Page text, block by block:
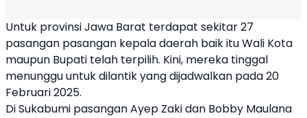
Untuk provinsi Jawa Barat terdapat sekitar 27
pasangan pasangan kepala daerah baik itu Wali Kota
maupun Bupati telah terpilih. Kini, mereka tinggal
menunggu untuk dilantik yang dijadwalkan pada 20
Februari 2025.
Di Sukabumi pasangan Ayep Zaki dan Bobby Maulana